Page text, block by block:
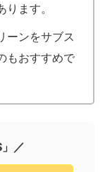
ます。
ーンをサブス
もおすすめで
／